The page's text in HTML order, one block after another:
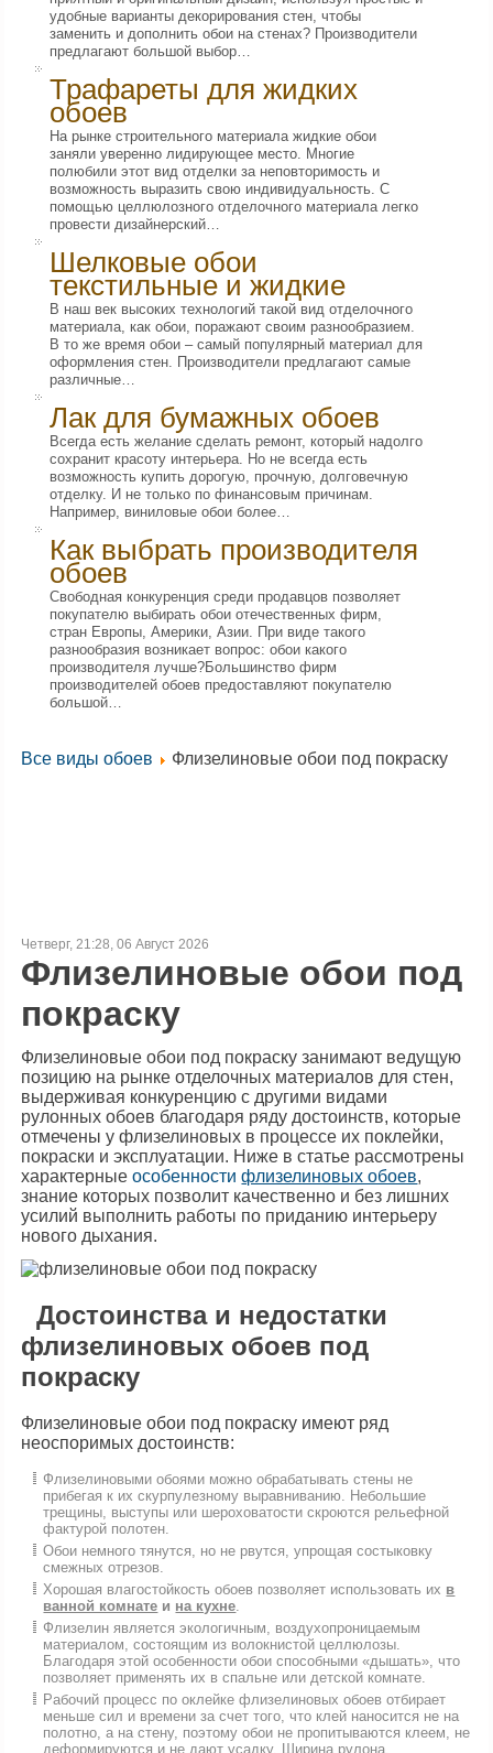
удобные варианты декорирования стен, чтобы
заменить и дополнить обои на стенах? Производители
предлагают большой выбор…
Трафареты для жидких
обоев
На рынке строительного материала жидкие обои
заняли уверенно лидирующее место. Многие
полюбили этот вид отделки за неповторимость и
возможность выразить свою индивидуальность. С
помощью целлюлозного отделочного материала легко
провести дизайнерский…
Шелковые обои
текстильные и жидкие
В наш век высоких технологий такой вид отделочного
материала, как обои, поражают своим разнообразием.
В то же время обои – самый популярный материал для
оформления стен. Производители предлагают самые
различные…
Лак для бумажных обоев
Всегда есть желание сделать ремонт, который надолго
сохранит красоту интерьера. Но не всегда есть
возможность купить дорогую, прочную, долговечную
отделку. И не только по финансовым причинам.
Например, виниловые обои более…
Как выбрать производителя
обоев
Свободная конкуренция среди продавцов позволяет
покупателю выбирать обои отечественных фирм,
стран Европы, Америки, Азии. При виде такого
разнообразия возникает вопрос: обои какого
производителя лучше?Большинство фирм
производителей обоев предоставляют покупателю
большой…
Все виды обоев Флизелиновые обои под покраску
Четверг, 21:28, 06 Август 2026
Флизелиновые обои под
покраску
Флизелиновые обои под покраску занимают ведущую
позицию на рынке отделочных материалов для стен,
выдерживая конкуренцию с другими видами
рулонных обоев благодаря ряду достоинств, которые
отмечены у флизелиновых в процессе их поклейки,
покраски и эксплуатации. Ниже в статье рассмотрены
характерныеособенностифлизелиновых обоев,
знание которых позволит качественно и без лишних
усилий выполнить работы по приданию интерьеру
нового дыхания.
Достоинства и недостатки
флизелиновых обоев под
покраску
Флизелиновые обои под покраску имеют ряд
неоспоримых достоинств:
Флизелиновыми обоями можно обрабатывать стены не
прибегая к их скурпулезному выравниванию. Небольшие
трещины, выступы или шероховатости скроются рельефной
фактурой полотен.
Обои немного тянутся, но не рвутся, упрощая состыковку
смежных отрезов.
Хорошая влагостойкость обоев позволяет использовать их в
ванной комнате и на кухне.
Флизелин является экологичным, воздухопроницаемым
материалом, состоящим из волокнистой целлюлозы.
Благодаря этой особенности обои способными «дышать», что
позволяет применять их в спальне или детской комнате.
Рабочий процесс по оклейке флизелиновых обоев отбирает
меньше сил и времени за счет того, что клей наносится не на
полотно, а на стену, поэтому обои не пропитываются клеем, не
деформируются и не дают усадку. Ширина рулона,